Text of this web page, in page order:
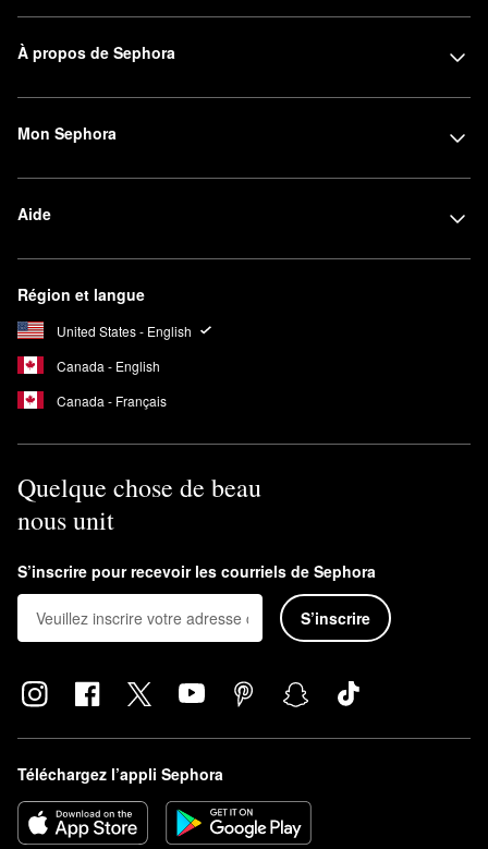
À propos de Sephora
Mon Sephora
Aide
Région et langue
United States - English
Canada - English
Canada - Français
Quelque chose de beau
nous unit
S’inscrire pour recevoir les courriels de Sephora
S’inscrire
Téléchargez l’appli Sephora